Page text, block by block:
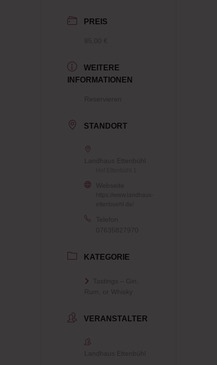
PREIS
WEITERE
INFORMATIONEN
STANDORT
KATEGORIE
VERANSTALTER